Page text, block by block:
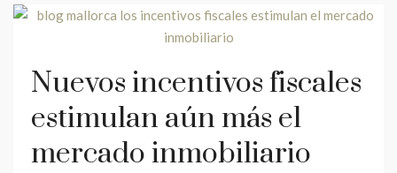
Nuevos incentivos fiscales
estimulan aún más el
mercado inmobiliario